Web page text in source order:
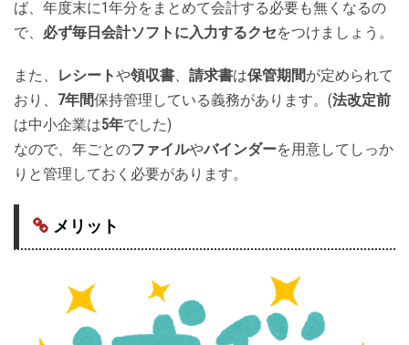
ば、年度末に1年分をまとめて会計する必要も無くなるの
で、 必ず毎日会計ソフトに入力するクセをつけましょう。
また、 レシートや領収書、 請求書は保管期間が定められて
おり、 7年間保持管理している義務があります。(法改定前
は中小企業は5年でした)
なので、年ごとのファイルやバインダーを用意してしっか
りと管理しておく必要があります。
メリット